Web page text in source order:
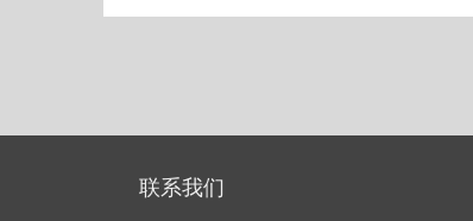
联系我们